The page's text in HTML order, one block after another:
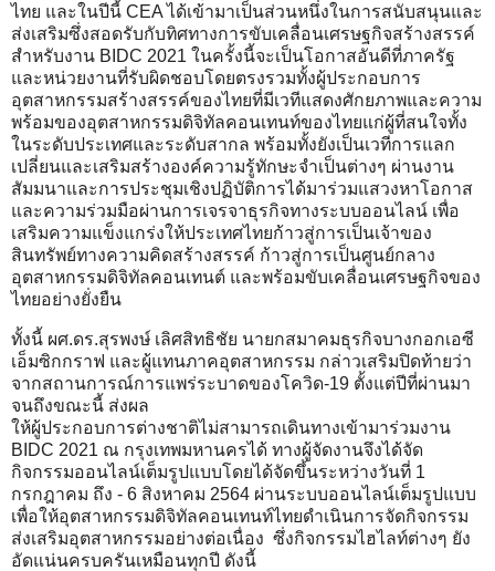
ไทย และในปีนี้ CEA ได้เข้ามาเป็นส่วนหนึ่งในการสนับสนุนและ
ส่งเสริมซึ่งสอดรับกับทิศทางการขับเคลื่อนเศรษฐกิจสร้างสรรค์
สำหรับงาน BIDC 2021 ในครั้งนี้จะเป็นโอกาสอันดีที่ภาครัฐ
และหน่วยงานที่รับผิดชอบโดยตรงรวมทั้งผู้ประกอบการ
อุตสาหกรรมสร้างสรรค์ของไทยที่มีเวทีแสดงศักยภาพและความ
พร้อมของอุตสาหกรรมดิจิทัลคอนเทนท์ของไทยแก่ผู้ที่สนใจทั้ง
ในระดับประเทศและระดับสากล พร้อมทั้งยังเป็นเวทีการแลก
เปลี่ยนและเสริมสร้างองค์ความรู้ทักษะจำเป็นต่างๆ ผ่านงาน
สัมมนาและการประชุมเชิงปฏิบัติการได้มาร่วมแสวงหาโอกาส
และความร่วมมือผ่านการเจรจาธุรกิจทางระบบออนไลน์ เพื่อ
เสริมความแข็งแกร่งให้ประเทศไทยก้าวสู่การเป็นเจ้าของ
สินทรัพย์ทางความคิดสร้างสรรค์ ก้าวสู่การเป็นศูนย์กลาง
อุตสาหกรรมดิจิทัลคอนเทนต์ และพร้อมขับเคลื่อนเศรษฐกิจของ
ไทยอย่างยั่งยืน
ทั้งนี้ ผศ.ดร.สุรพงษ์ เลิศสิทธิชัย นายกสมาคมธุรกิจบางกอกเอซี
เอ็มซิกกราฟ และผู้แทนภาคอุตสาหกรรม กล่าวเสริมปิดท้ายว่า
จากสถานการณ์การแพร่ระบาดของโควิด-19 ตั้งแต่ปีที่ผ่านมา
จนถึงขณะนี้ ส่งผล
ให้ผู้ประกอบการต่างชาติไม่สามารถเดินทางเข้ามาร่วมงาน
BIDC 2021 ณ กรุงเทพมหานครได้ ทางผู้จัดงานจึงได้จัด
กิจกรรมออนไลน์เต็มรูปแบบโดยได้จัดขึ้นระหว่างวันที่ 1
กรกฎาคม ถึง - 6 สิงหาคม 2564 ผ่านระบบออนไลน์เต็มรูปแบบ
เพื่อให้อุตสาหกรรมดิจิทัลคอนเทนท์ไทยดำเนินการจัดกิจกรรม
ส่งเสริมอุตสาหกรรมอย่างต่อเนื่อง ซึ่งกิจกรรมไฮไลท์ต่างๆ ยัง
อัดแน่นครบครันเหมือนทุกปี ดังนี้